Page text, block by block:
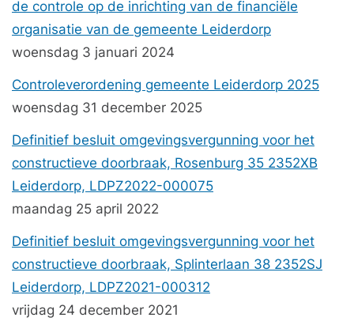
de controle op de inrichting van de financiële
organisatie van de gemeente Leiderdorp
woensdag 3 januari 2024
Controleverordening gemeente Leiderdorp 2025
woensdag 31 december 2025
Definitief besluit omgevingsvergunning voor het
constructieve doorbraak, Rosenburg 35 2352XB
Leiderdorp, LDPZ2022-000075
maandag 25 april 2022
Definitief besluit omgevingsvergunning voor het
constructieve doorbraak, Splinterlaan 38 2352SJ
Leiderdorp, LDPZ2021-000312
vrijdag 24 december 2021